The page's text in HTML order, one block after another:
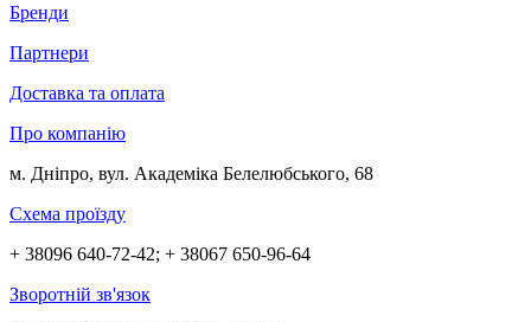
Бренди
Партнери
Доставка та оплата
Про компанію
м. Дніпро, вул. Академіка Белелюбського, 68
Схема проїзду
+ 38096 640-72-42; + 38067 650-96-64
Зворотній зв'язок